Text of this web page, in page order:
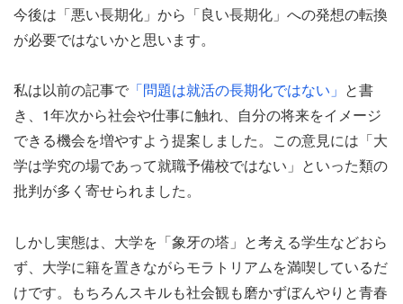
今後は「悪い長期化」から「良い長期化」への発想の転換
が必要ではないかと思います。
私は以前の記事で 「問題は就活の長期化ではない」 と書
き、1年次から社会や仕事に触れ、自分の将来をイメージ
できる機会を増やすよう提案しました。この意見には「大
学は学究の場であって就職予備校ではない」といった類の
批判が多く寄せられました。
しかし実態は、大学を「象牙の塔」と考える学生などおら
ず、大学に籍を置きながらモラトリアムを満喫しているだ
けです。もちろんスキルも社会観も磨かずぼんやりと青春